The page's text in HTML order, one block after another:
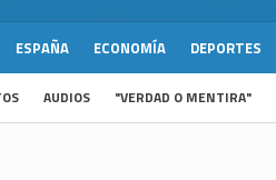
ESPAÑA ECONOMÍA DEPORTES
AUDIOS "VERDAD O MENTIRA"